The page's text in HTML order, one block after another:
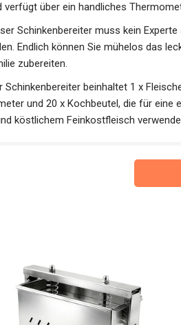
verfügt über ein handliches
Schinkenbereiter muss kein
Endlich können Sie mühelos das
zubereiten.
beinhaltet 1 x
und 20 x Kochbeutel, die für eine
köstlichem Feinkostfleisch